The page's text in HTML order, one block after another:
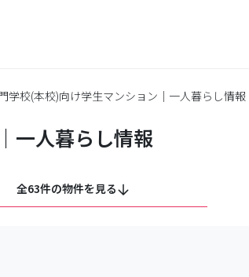
学校(本校)向け学生マンション｜一人暮らし情報
一人暮らし情報
全63件の物件を見る